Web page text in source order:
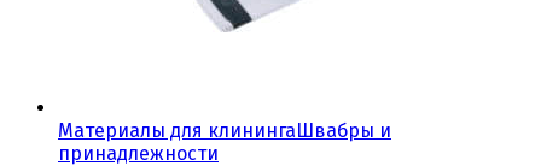
Материалы для клинингаШвабры и
принадлежности